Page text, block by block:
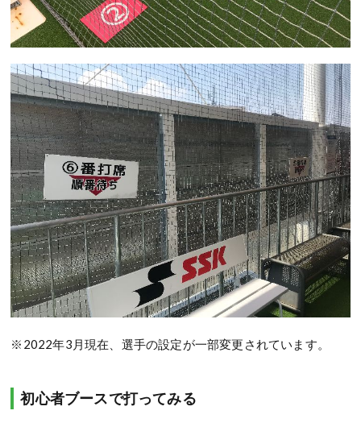
※2022年3月現在、選手の設定が一部変更されています。
初心者ブースで打ってみる